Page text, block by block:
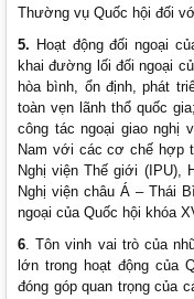
Thường vụ Quốc hội đối
5. Hoạt động đối ngoại
khai đường lối đối ngoại
hòa bình, ổn định, phát
toàn vẹn lãnh thổ quốc
công tác ngoại giao nghị
Nam với các cơ chế hợp
Nghị viện Thế giới (IPU),
Nghị viện châu Á – Thái
ngoại của Quốc hội khóa
6 . Tôn vinh vai trò của
lớn trong hoạt động của
đóng góp quan trọng của